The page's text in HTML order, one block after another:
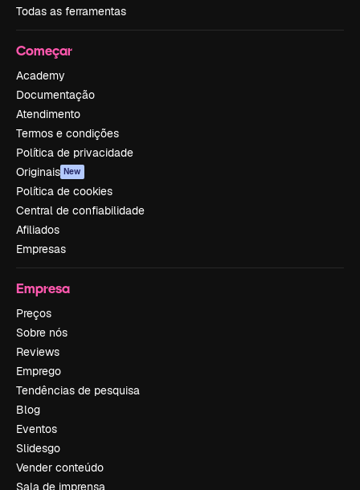
Todas as ferramentas
Começar
Academy
Documentação
Atendimento
Termos e condições
Política de privacidade
Originais New
Política de cookies
Central de confiabilidade
Afiliados
Empresas
Empresa
Preços
Sobre nós
Reviews
Emprego
Tendências de pesquisa
Blog
Eventos
Slidesgo
Vender conteúdo
Sala de imprensa